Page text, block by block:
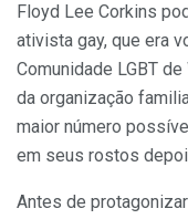
Floyd Lee Corkins
ativista gay, que era
Comunidade LGBT
da organização
maior número
em seus rostos
Antes de